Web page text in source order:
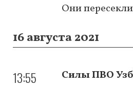
Они
16 августа 2021
13:55
Силы ПВО